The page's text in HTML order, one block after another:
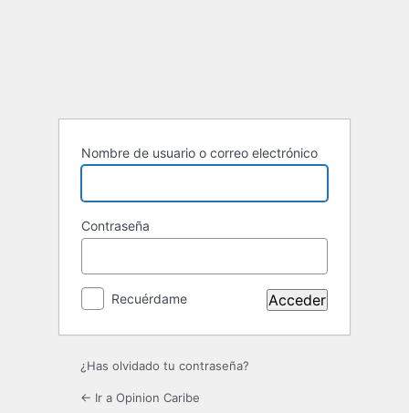
Nombre de usuario o correo electrónico
Contraseña
Recuérdame
¿Has olvidado tu contraseña?
← Ir a Opinion Caribe